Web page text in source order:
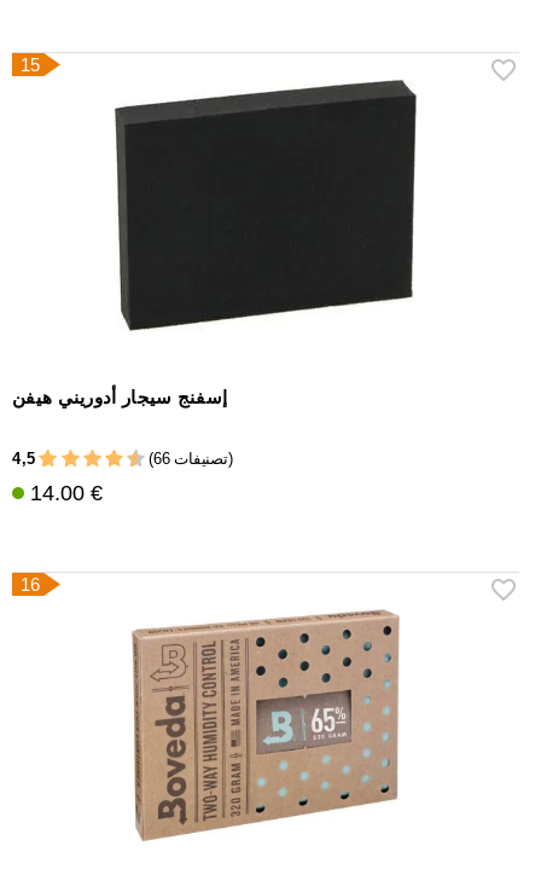
15
إسفنج سيجار أدوريني هيفن
4,5 (66 تصنيفات)
14.00 €
16